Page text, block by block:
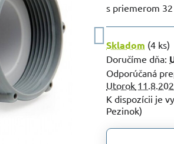
s priemerom
Skladom (4 ks)
Doručíme dňa:
Utorok
Pezinok)